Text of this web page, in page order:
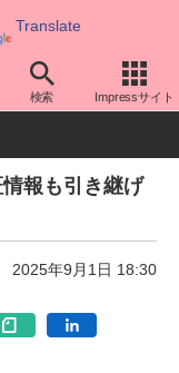
Translate
検索 Impressサイト
報も引き継げ
2025年9月1日 18:30